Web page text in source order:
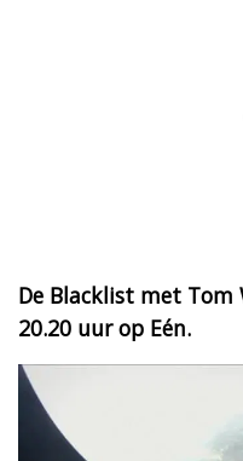
De Blacklist met Tom
20.20 uur op Eén.